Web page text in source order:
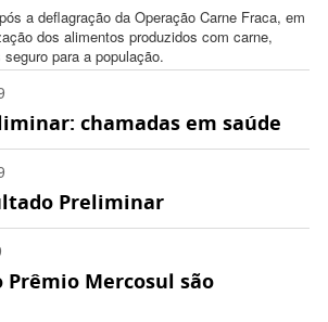
a deflagração da Operação Carne Fraca, em
dos alimentos produzidos com carne,
para a população.
chamadas em saúde
Preliminar
Prêmio Mercosul são